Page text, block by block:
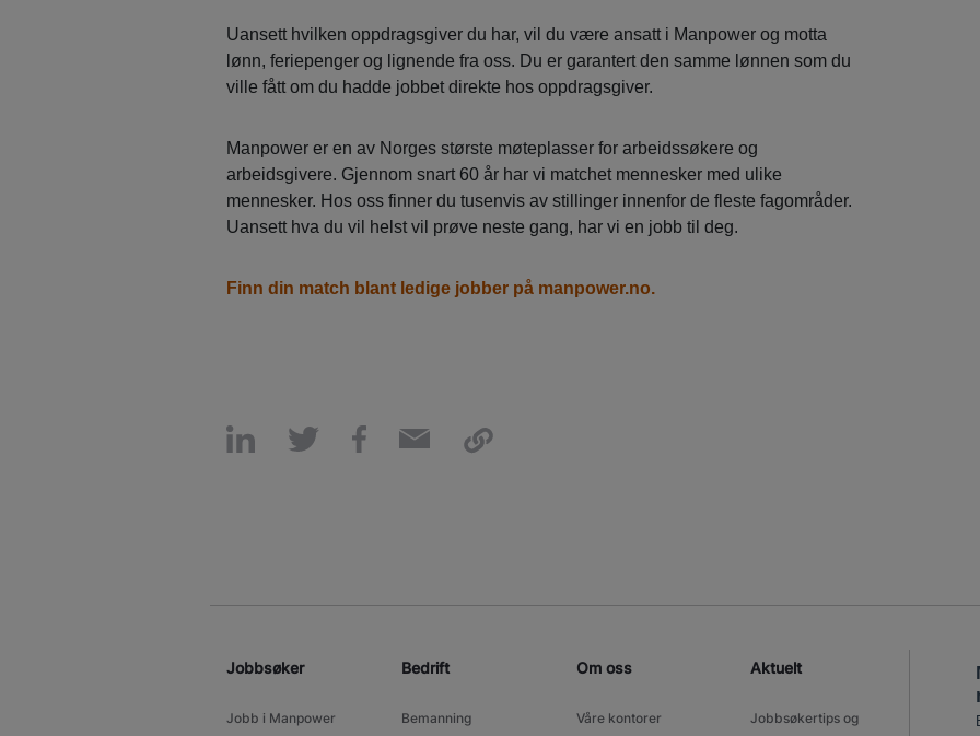
Uansett hvilken oppdragsgiver du har, vil du være ansatt i Manpower og motta
lønn, feriepenger og lignende fra oss. Du er garantert den samme lønnen som du
ville fått om du hadde jobbet direkte hos oppdragsgiver.
Manpower er en av Norges største møteplasser for arbeidssøkere og
arbeidsgivere. Gjennom snart 60 år har vi matchet mennesker med ulike
mennesker. Hos oss finner du tusenvis av stillinger innenfor de fleste fagområder.
Uansett hva du vil helst vil prøve neste gang, har vi en jobb til deg.
Finn din match blant ledige jobber på manpower.no.
Jobbsøker
Jobb i Manpower
Bedrift
Bemanning
Om oss
Våre kontorer
Aktuelt
Jobbsøkertips og